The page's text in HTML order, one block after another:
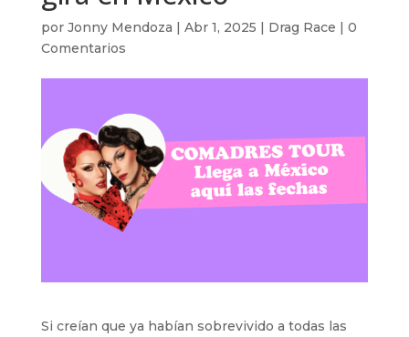
por Jonny Mendoza | Abr 1, 2025 | Drag Race | 0
Comentarios
Si creían que ya habían sobrevivido a todas las